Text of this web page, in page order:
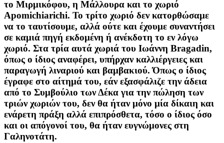
το Μιρμικόφου, η Μάλλουρα και το χωριό
Apomichiarichi. To τρίτο χωριό δεν κατορθώσαμε
να το ταυτίσουμε, αλλά ούτε και έχουμε συναντήσει
σε καμιά πηγή εκδομένη ή ανέκδοτη το εν λόγω
χωριό. Στα τρία αυτά χωριά του Ιωάννη Bragadin,
όπως ο ίδιος αναφέρει, υπήρχαν καλλιέργειες και
παραγωγή λιναριού και βαμβακιού. Όπως ο ίδιος
έγραφε στο αίτημά του, εάν εξασφάλιζε την άδεια
από το Συμβούλιο των Δέκα για την πώληση των
τριών χωριών του, δεν θα ήταν μόνο μία δίκαιη και
ενάρετη πράξη αλλά επιπρόσθετα, τόσο ο ίδιος όσο
και οι απόγονοί του, θα ήταν ευγνώμονες στη
Γαληνοτάτη.